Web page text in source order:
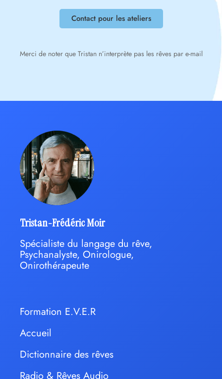
Contact pour les ateliers
Merci de noter que Tristan n’interprète pas les rêves par e-mail
Tristan-Frédéric Moir
Spécialiste du langage du rêve,
Psychanalyste, Onirologue,
Onirothérapeute
Formation E.V.E.R
Accueil
Dictionnaire des rêves
Radio & Rêves Audio